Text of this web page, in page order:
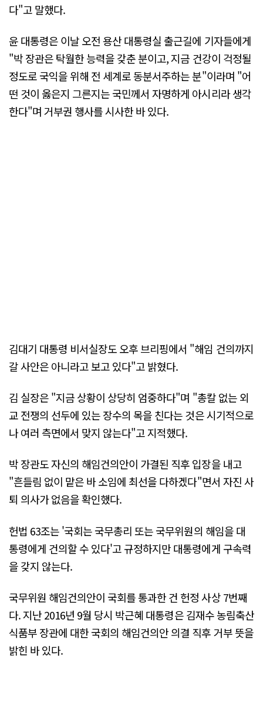
다"고 말했다.
윤 대통령은 이날 오전 용산 대통령실 출근길에 기자들에게
"박 장관은 탁월한 능력을 갖춘 분이고, 지금 건강이 걱정될
정도로 국익을 위해 전 세계로 동분서주하는 분"이라며 "어
떤 것이 옳은지 그른지는 국민께서 자명하게 아시리라 생각
한다"며 거부권 행사를 시사한 바 있다.
김대기 대통령 비서실장도 오후 브리핑에서 "해임 건의까지
갈 사안은 아니라고 보고 있다"고 밝혔다.
김 실장은 "지금 상황이 상당히 엄중하다"며 "총칼 없는 외
교 전쟁의 선두에 있는 장수의 목을 친다는 것은 시기적으로
나 여러 측면에서 맞지 않는다"고 지적했다.
박 장관도 자신의 해임건의안이 가결된 직후 입장을 내고
"흔들림 없이 맡은 바 소임에 최선을 다하겠다"면서 자진 사
퇴 의사가 없음을 확인했다.
헌법 63조는 '국회는 국무총리 또는 국무위원의 해임을 대
통령에게 건의할 수 있다'고 규정하지만 대통령에게 구속력
을 갖지 않는다.
국무위원 해임건의안이 국회를 통과한 건 헌정 사상 7번째
다. 지난 2016년 9월 당시 박근혜 대통령은 김재수 농림축산
식품부 장관에 대한 국회의 해임건의안 의결 직후 거부 뜻을
밝힌 바 있다.